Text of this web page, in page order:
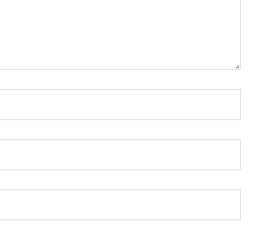
前
メ
ー
ェ